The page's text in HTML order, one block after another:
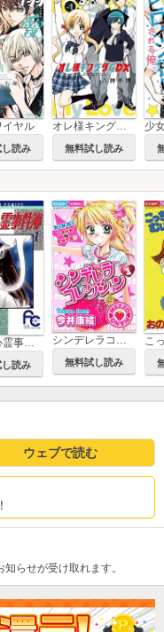
イヤル
読み
オレ様キングダムDX
無料試し読み
陵子の心霊事件簿
読み 無料試し読み
ウェブで読む
らせが受け取れます。